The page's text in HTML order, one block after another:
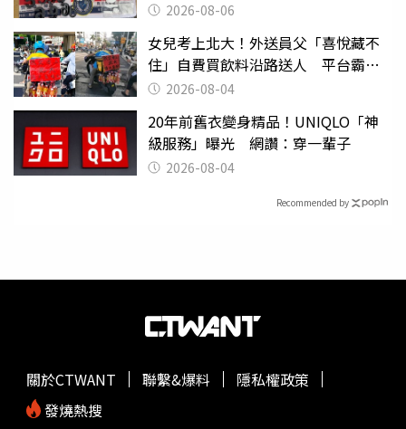
2026-08-06
女兒考上北大！外送員父「喜悅藏不
住」自費買飲料沿路送人 平台霸氣
幫付學費
2026-08-04
20年前舊衣變身精品！UNIQLO「神
級服務」曝光 網讚：穿一輩子
2026-08-04
Recommended by
關於CTWANT 聯繫&爆料
隱私權政策
發燒熱搜